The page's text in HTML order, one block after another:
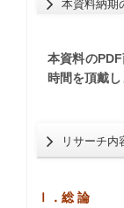
本資料納期
本資料の
時間を頂戴し
リサーチ内
Ⅰ．総 論